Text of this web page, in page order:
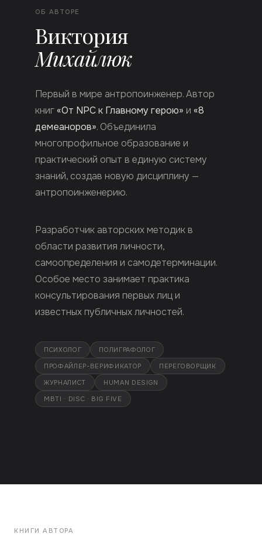
ОБ АВТОРЕ
Виктория
Михайлюк
Первый в мире антропоинженер. Автор
книг «От NPC к Главному герою» и «8
демеаноров». Объединила
многопрофильное образование и
практический опыт в единую систему
знаний, создав новую дисциплину —
антропоинженерию.
Разработчик авторских методик в
области развития личности,
самоопределения и самодетерминации.
Особое место занимает практика
консультирования первых лиц и
известных публичных личностей.
ПСИХОЛОГ
ПОЛИГРАФОЛОГ
ПРОФАЙЛЕР-ВЕРИФИКАТОР
ПЕРЕГОВОРЩИК
ЖУРНАЛИСТ
HUMAN DESIGN
MBTI · DISC · BIG FIVE
КНИГИ АВТОРА